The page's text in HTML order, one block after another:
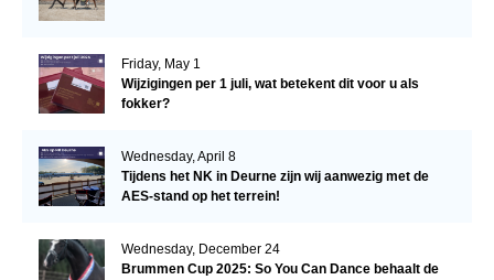
Friday, May 1
Wijzigingen per 1 juli, wat betekent dit voor u als
fokker?
Wednesday, April 8
Tijdens het NK in Deurne zijn wij aanwezig met de
AES-stand op het terrein!
Wednesday, December 24
Brummen Cup 2025: So You Can Dance behaalt de